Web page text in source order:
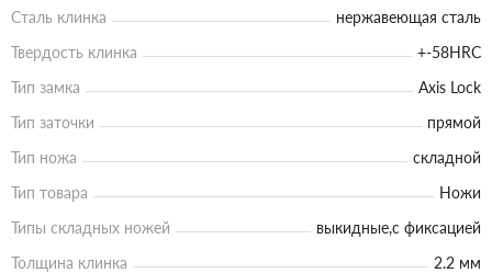
Сталь клинка
нержавеющая сталь
Твердость клинка
+-58HRC
Тип замка
Axis Lock
Тип заточки
прямой
Тип ножа
складной
Тип товара
Ножи
Типы складных ножей
выкидные,с фиксацией
Толщина клинка
2.2 мм